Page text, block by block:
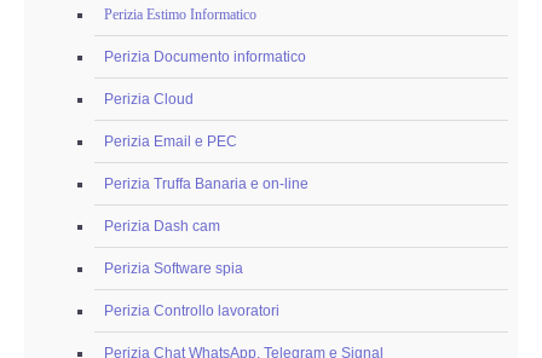
Perizia Estimo Informatico
Perizia Documento informatico
Perizia Cloud
Perizia Email e PEC
Perizia Truffa Banaria e on-line
Perizia Dash cam
Perizia Software spia
Perizia Controllo lavoratori
Perizia Chat WhatsApp, Telegram e Signal